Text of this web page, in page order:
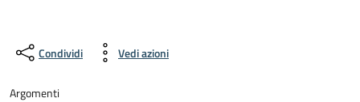
Condividi Vedi azioni
Argomenti